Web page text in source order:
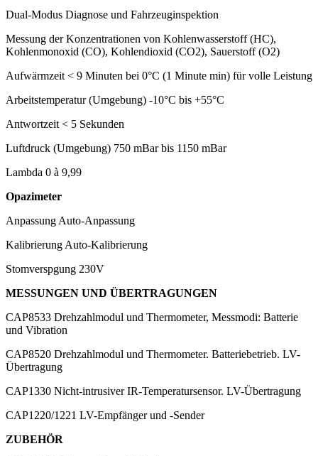
Dual-Modus Diagnose und Fahrzeuginspektion
Messung der Konzentrationen von Kohlenwasserstoff (HC),
Kohlenmonoxid (CO), Kohlendioxid (CO2), Sauerstoff (O2)
Aufwärmzeit < 9 Minuten bei 0°C (1 Minute min) für volle Leistung
Arbeitstemperatur (Umgebung) -10°C bis +55°C
Antwortzeit < 5 Sekunden
Luftdruck (Umgebung) 750 mBar bis 1150 mBar
Lambda 0 à 9,99
Opazimeter
Anpassung Auto-Anpassung
Kalibrierung Auto-Kalibrierung
Stomverspgung 230V
MESSUNGEN UND ÜBERTRAGUNGEN
CAP8533 Drehzahlmodul und Thermometer, Messmodi: Batterie
und Vibration
CAP8520 Drehzahlmodul und Thermometer. Batteriebetrieb. LV-
Übertragung
CAP1330 Nicht-intrusiver IR-Temperatursensor. LV-Übertragung
CAP1220/1221 LV-Empfänger und -Sender
ZUBEHÖR